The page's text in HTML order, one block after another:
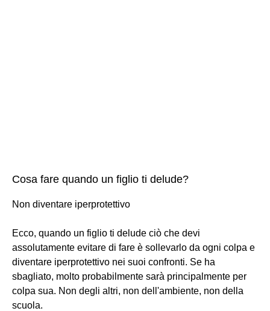
Cosa fare quando un figlio ti delude?
Non diventare iperprotettivo
Ecco, quando un figlio ti delude ciò che devi
assolutamente evitare di fare è sollevarlo da ogni colpa e
diventare iperprotettivo nei suoi confronti. Se ha
sbagliato, molto probabilmente sarà principalmente per
colpa sua. Non degli altri, non dell'ambiente, non della
scuola.